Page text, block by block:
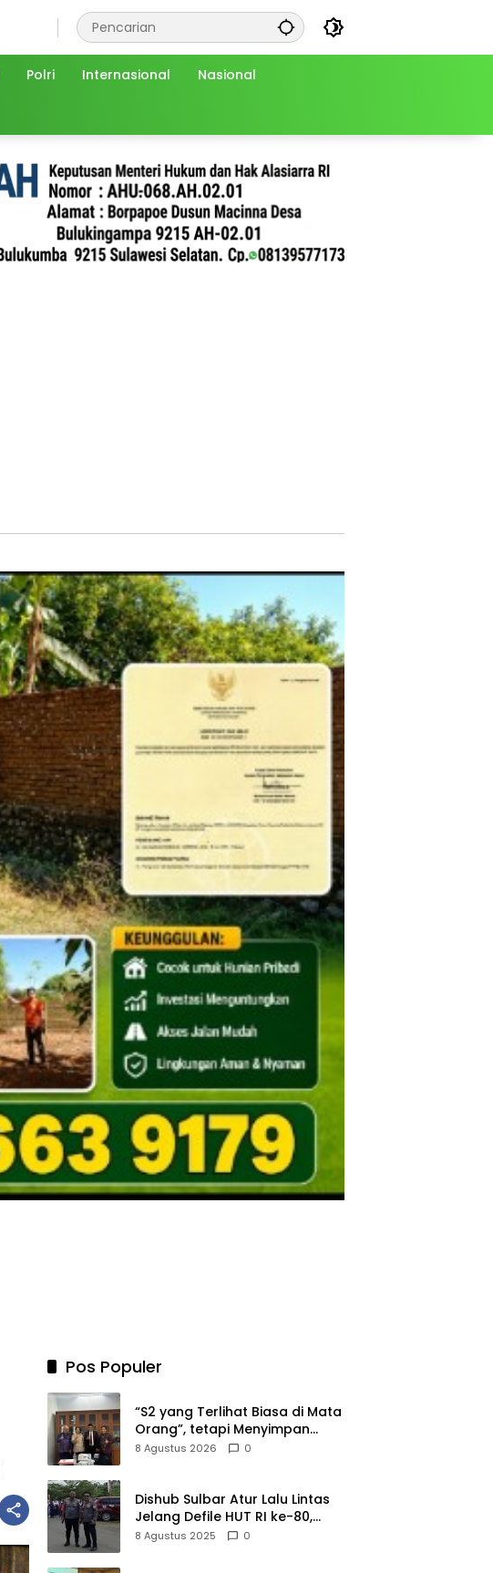
Polri Internasional Nasional
Pos Populer
“S2 yang Terlihat Biasa di Mata
Orang”, tetapi Menyimpan
Perjuangan Panjang yang
8 Agustus 2026 0
Dishub Sulbar Atur Lalu Lintas
Jelang Defile HUT RI ke-80,
Fokus pada Titik Rawan
8 Agustus 2025 0